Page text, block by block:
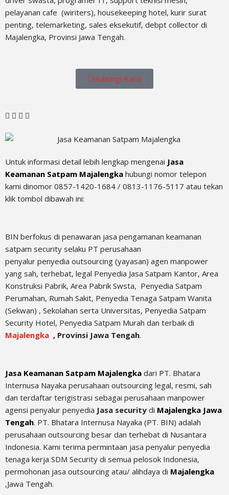
pelayanan cafe (wiriters), housekeeping hotel, kurir surat
penting, telemarketing, sales eksekutif, debpt collector di
Majalengka, Provinsi Jawa Tengah.
Hubungi Kami
Untuk informasi detail lebih lengkap mengenai Jasa
Keamanan Satpam Majalengka hubungi nomor telepon
kami dinomor 0857-1420-1684 / 0813-1176-5117 atau tekan
klik tombol dibawah ini:
BIN berfokus di penawaran jasa pengamanan keamanan
satpam security selaku PT perusahaan
penyalur penyedia outsourcing (yayasan) agen manpower
yang sah, terhebat, legal Penyedia Jasa Satpam Kantor, Area
Konstruksi Pabrik, Area Pabrik Swsta, Penyedia Satpam
Perumahan, Rumah Sakit, Penyedia Tenaga Satpam Wanita
(Sekwan) , Sekolahan serta Universitas, Penyedia Satpam
Security Hotel, Penyedia Satpam Murah dan terbaik di
Majalengka , Provinsi Jawa Tengah.
Jasa Keamanan Satpam Majalengka dari PT. Bhatara
Internusa Nayaka perusahaan outsourcing legal, resmi, sah
dan terdaftar terigistrasi sebagai perusahaan manpower
agensi penyalur penyedia Jasa security di Majalengka Jawa
Tengah. PT. Bhatara Internusa Nayaka (PT. BIN) adalah
perusahaan outsourcing besar dan terhebat di Nusantara
Indonesia. Kami terima permintaan jasa penyalur penyedia
tenaga kerja SDM Security di semua pelosok Indonesia,
permohonan jasa outsourcing atau/ alihdaya di Majalengka
,Jawa Tengah.